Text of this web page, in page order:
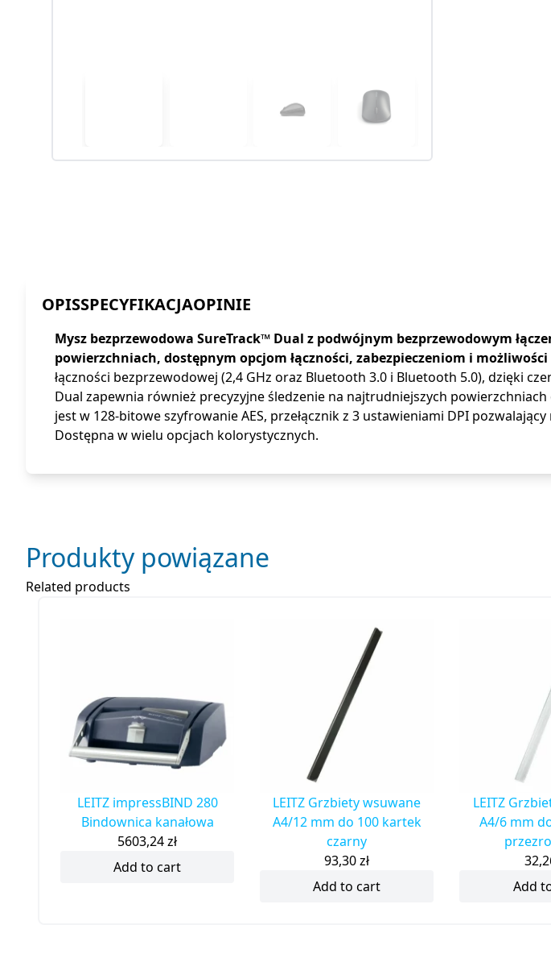
OPISSPECYFIKACJAOPINIE
Mysz bezprzewodowa SureTrack™ Dual z podwójnym bezprzewodowym
powierzchniach, dostępnym opcjom łączności, zabezpieczeniom i
łączności bezprzewodowej (2,4 GHz oraz Bluetooth 3.0 i Bluetooth 5.0), dzięki
Dual zapewnia również precyzyjne śledzenie na najtrudniejszych
jest w 128-bitowe szyfrowanie AES, przełącznik z 3 ustawieniami DPI
Dostępna w wielu opcjach kolorystycznych.
Produkty powiązane
Related products
LEITZ impressBIND 280
Bindownica kanałowa
5603,24zł
Add to cart
LEITZ Grzbiety wsuwane
A4/12 mm do 100 kartek
czarny
93,30zł
Add to cart
LEITZ
A4/6 mm
Add